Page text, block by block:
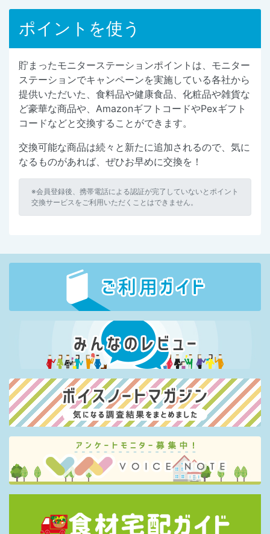
ポイントを使う
貯まったモニターステーションポイントは、モニター
ステーションでキャンペーンを実施している各社から
提供いただいた、食料品や健康食品、化粧品や雑貨な
ど豪華な商品や、AmazonギフトコードやPexギフト
コードなどと交換することができます。
交換可能な商品は続々と新たに追加されるので、気に
なるものがあれば、ぜひお早めに交換を！
※会員登録後、携帯電話による認証が完了していないとポイント
交換サービスをご利用いただくことはできません。